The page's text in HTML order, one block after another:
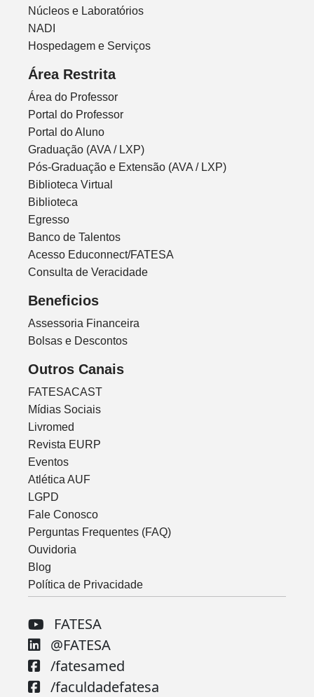
Núcleos e Laboratórios
NADI
Hospedagem e Serviços
Área Restrita
Área do Professor
Portal do Professor
Portal do Aluno
Graduação (AVA / LXP)
Pós-Graduação e Extensão (AVA / LXP)
Biblioteca Virtual
Biblioteca
Egresso
Banco de Talentos
Acesso Educonnect/FATESA
Consulta de Veracidade
Beneficios
Assessoria Financeira
Bolsas e Descontos
Outros Canais
FATESACAST
Mídias Sociais
Livromed
Revista EURP
Eventos
Atlética AUF
LGPD
Fale Conosco
Perguntas Frequentes (FAQ)
Ouvidoria
Blog
Política de Privacidade
FATESA
@FATESA
/fatesamed
/faculdadefatesa